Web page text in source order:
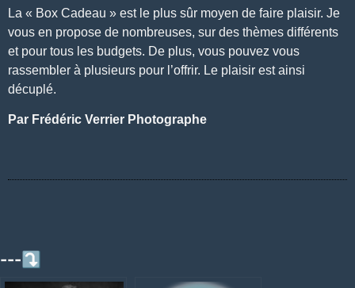
La « Box Cadeau » est le plus sûr moyen de faire plaisir. Je
vous en propose de nombreuses, sur des thèmes différents
et pour tous les budgets. De plus, vous pouvez vous
rassembler à plusieurs pour l’offrir. Le plaisir est ainsi
décuplé.
Par Frédéric Verrier Photographe
---⤵